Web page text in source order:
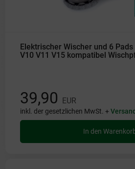
Elektrischer Wischer und 6
V10 V11 V15 kompatibel
39,90 EUR
inkl. der gesetzlichen MwSt. +
In den